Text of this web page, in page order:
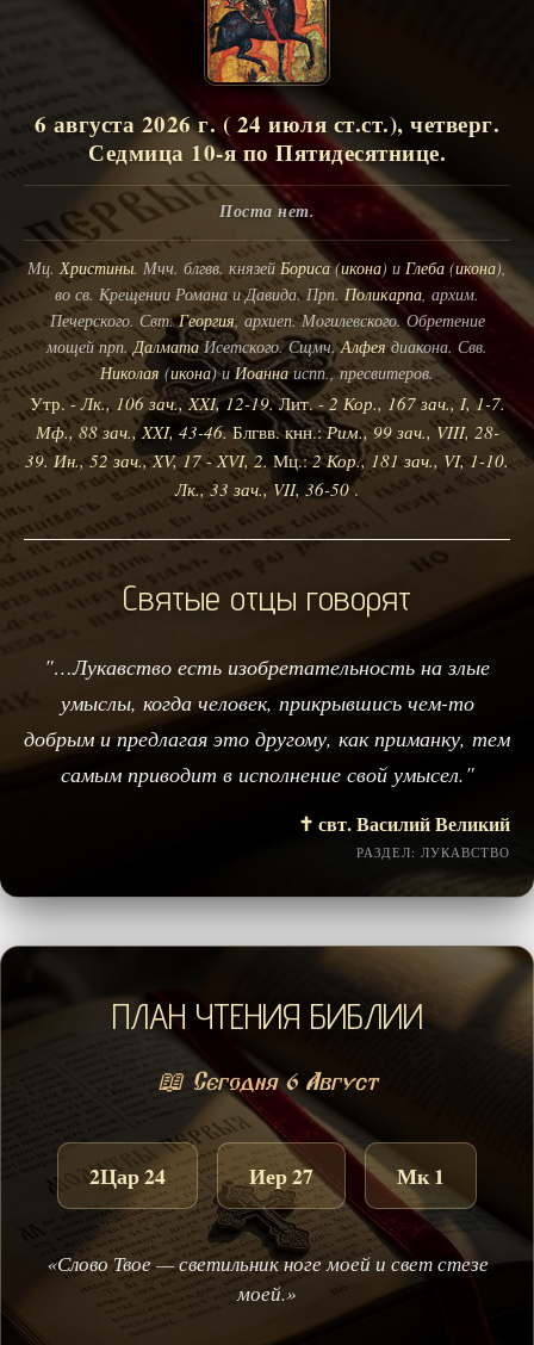
6 августа 2026 г. ( 24 июля ст.ст.), четверг.
Седмица 10-я по Пятидесятнице.
Поста нет.
Мц. Христины. Мчч. блгвв. князей Бориса(икона) и Глеба (икона),
во св. Крещении Романа и Давида. Прп. Поликарпа , архим.
Печерского. Свт.Георгия, архиеп. Могилевского. Обретение
мощей прп. ДалматаИсетского. Сщмч.Алфеядиакона. Свв.
Николая (икона) иИоаннаиспп., пресвитеров.
Утр. -Лк., 106 зач., XXI, 12-19.Лит. -2 Кор., 167 зач., I, 1-7.
Мф., 88 зач., XXI, 43-46.Блгвв. кнн.:Рим., 99 зач., VIII, 28-
39. Ин., 52 зач., XV, 17 - XVI, 2. Мц.:2 Кор., 181 зач., VI, 1-10.
Лк., 33 зач., VII, 36-50 .
Святые отцы говорят
"…Лукавство есть изобретательность на злые
умыслы, когда человек, прикрывшись чем-то
добрым и предлагая это другому, как приманку, тем
самым приводит в исполнение свой умысел."
✝️ свт. Василий Великий
РАЗДЕЛ: ЛУКАВСТВО
ПЛАН ЧТЕНИЯ БИБЛИИ
📖 Сегодня 6 Август
2Цар 24 Иер 27 Мк 1
«Слово Твое — светильник ноге моей и свет стезе
моей.»